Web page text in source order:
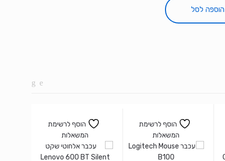
הוספה לסל
הוסף לרשימת
המשאלות
הוסף לרשימת
המשאלות